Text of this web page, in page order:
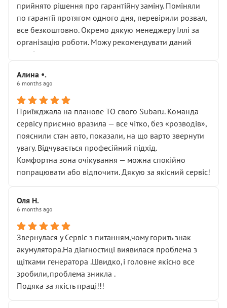
прийнято рішення про гарантійну заміну. Поміняли
по гарантії протягом одного дня, перевірили розвал,
все безкоштовно. Окремо дякую менеджеру Іллі за
організацію роботи. Можу рекомендувати даний
сервіс.
Алина •.
6 months ago
Приїжджала на планове ТО свого Subaru. Команда
сервісу приємно вразила — все чітко, без «розводів»,
пояснили стан авто, показали, на що варто звернути
увагу. Відчувається професійний підхід.
Комфортна зона очікування — можна спокійно
попрацювати або відпочити. Дякую за якісний сервіс!
Оля Н.
6 months ago
Звернулася у Сервіс з питанням,чому горить знак
акумулятора.На діагностиці виявилася проблема з
щітками генератора .Швидко,і головне якісно все
зробили,проблема зникла .
Подяка за якість праці!!!